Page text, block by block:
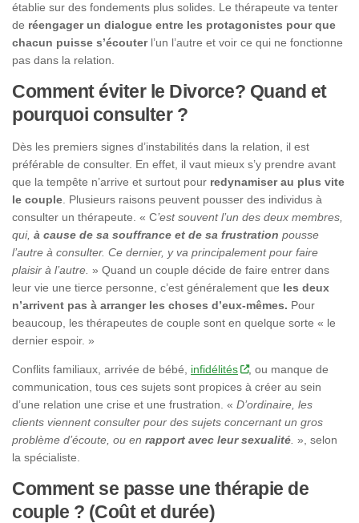
établie sur des fondements plus solides. Le thérapeute va tenter
de réengager un dialogue entre les protagonistes pour que
chacun puisse s’écouterl’un l’autre et voir ce qui ne fonctionne
pas dans la relation.
Comment éviter le Divorce? Quand et
pourquoi consulter ?
Dès les premiers signes d’instabilités dans la relation, il est
préférable de consulter. En effet, il vaut mieux s’y prendre avant
que la tempête n’arrive et surtout pour redynamiser au plus vite
le couple . Plusieurs raisons peuvent pousser des individus à
consulter un thérapeute. « C’est souvent l’un des deux membres,
qui, à cause de sa souffrance et de sa frustration pousse
l’autre à consulter. Ce dernier, y va principalement pour faire
plaisir à l’autre. » Quand un couple décide de faire entrer dans
leur vie une tierce personne, c’est généralement que les deux
n’arrivent pas à arranger les choses d’eux-mêmes. Pour
beaucoup, les thérapeutes de couple sont en quelque sorte « le
dernier espoir. »
Conflits familiaux, arrivée de bébé, infidélités
, ou manque de
communication, tous ces sujets sont propices à créer au sein
d’une relation une crise et une frustration. « D’ordinaire, les
clients viennent consulter pour des sujets concernant un gros
problème d’écoute, ou en rapport avec leur sexualité », selon
la spécialiste.
Comment se passe une thérapie de
couple ? (Coût et durée)